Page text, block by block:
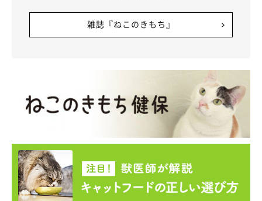
雑誌『ねこのきもち』